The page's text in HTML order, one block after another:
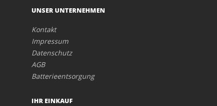
UNSER UNTERNEHMEN
Kontakt
Impressum
Datenschutz
AGB
Batterieentsorgung
IHR EINKAUF